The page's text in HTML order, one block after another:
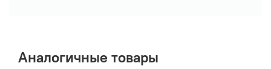
Аналогичные товары